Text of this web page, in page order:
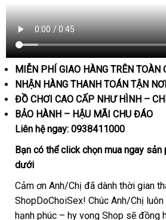
MIỄN PHÍ GIAO HÀNG TRÊN TOÀN
NHẬN HÀNG THANH TOÁN TẬN NƠI
ĐỒ CHƠI CAO CẤP NHƯ HÌNH –
BẢO HÀNH – HẬU MÃI CHU ĐÁO
Liên hệ ngay: 0938411000
Bạn so
sánh
có thểclick chọn mua ngay sản
dưới
Cảm ơn Anh/Chị ở
đâu
uy
đã dành thời gian
ShopDoChoiSex! Chúc Anh/Chị
hạnh phúc – hy vọng Shop Úc
sẽ đồng